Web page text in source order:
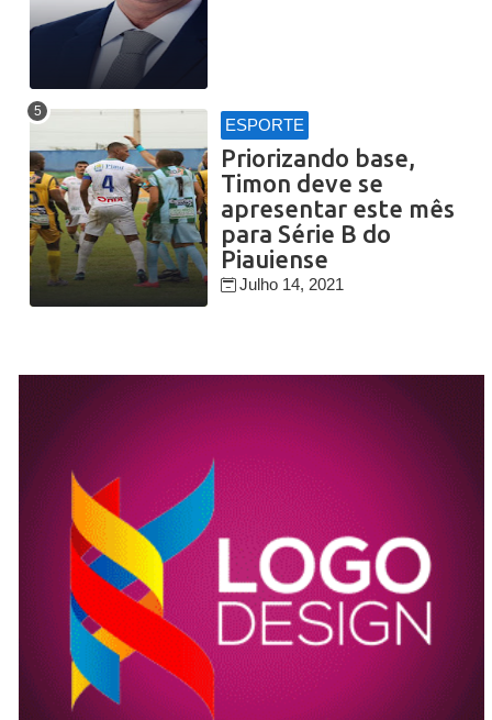
ESPORTE
Priorizando base,
Timon deve se
apresentar este mês
para Série B do
Piauiense
Julho 14, 2021